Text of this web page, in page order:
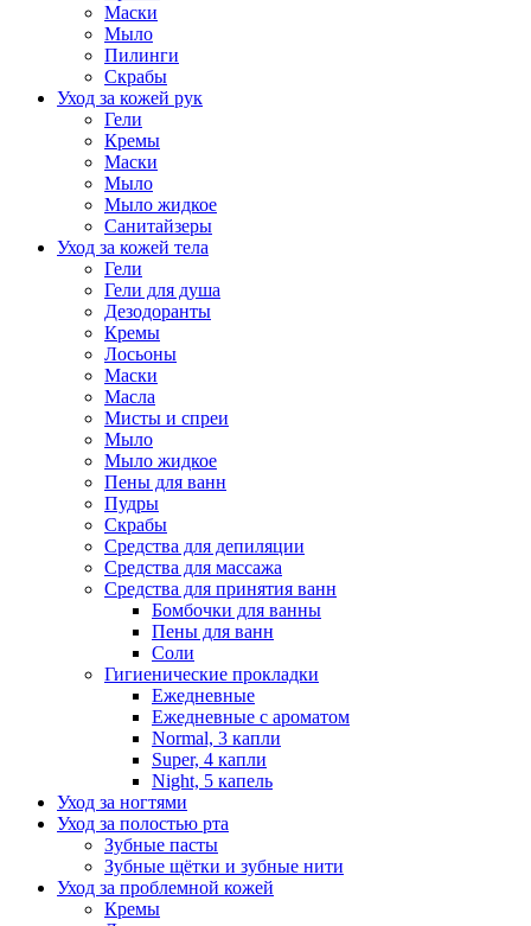
Маски
Мыло
Пилинги
Скрабы
Уход за кожей рук
Гели
Кремы
Маски
Мыло
Мыло жидкое
Санитайзеры
Уход за кожей тела
Гели
Гели для душа
Дезодоранты
Кремы
Лосьоны
Маски
Масла
Мисты и спреи
Мыло
Мыло жидкое
Пены для ванн
Пудры
Скрабы
Средства для депиляции
Средства для массажа
Средства для принятия ванн
Бомбочки для ванны
Пены для ванн
Соли
Гигиенические прокладки
Ежедневные
Ежедневные с ароматом
Normal, 3 капли
Super, 4 капли
Night, 5 капель
Уход за ногтями
Уход за полостью рта
Зубные пасты
Зубные щётки и зубные нити
Уход за проблемной кожей
Кремы